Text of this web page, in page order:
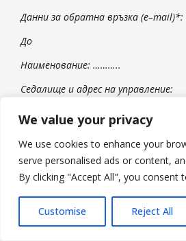
We value your privacy
We use cookies to enhance your
serve personalised ads or content,
By clicking "Accept All", you consent
Customise Reject All
Данни за обратна връзка (e–mail
До
Наименование: ………..
Седалище и адрес на управление:
Телефон:
Сайт:
Моля следните лични данни,
обработвате и съхранявате,
от трети лица, които са
коригирани както следва: